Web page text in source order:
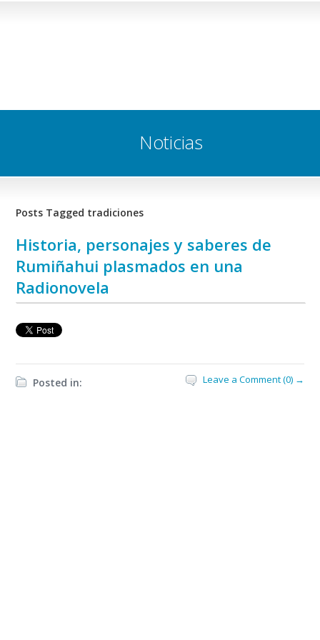
Noticias
Posts Tagged tradiciones
Historia, personajes y saberes de
Rumiñahui plasmados en una
Radionovela
Posted in: Leave a Comment (0) →